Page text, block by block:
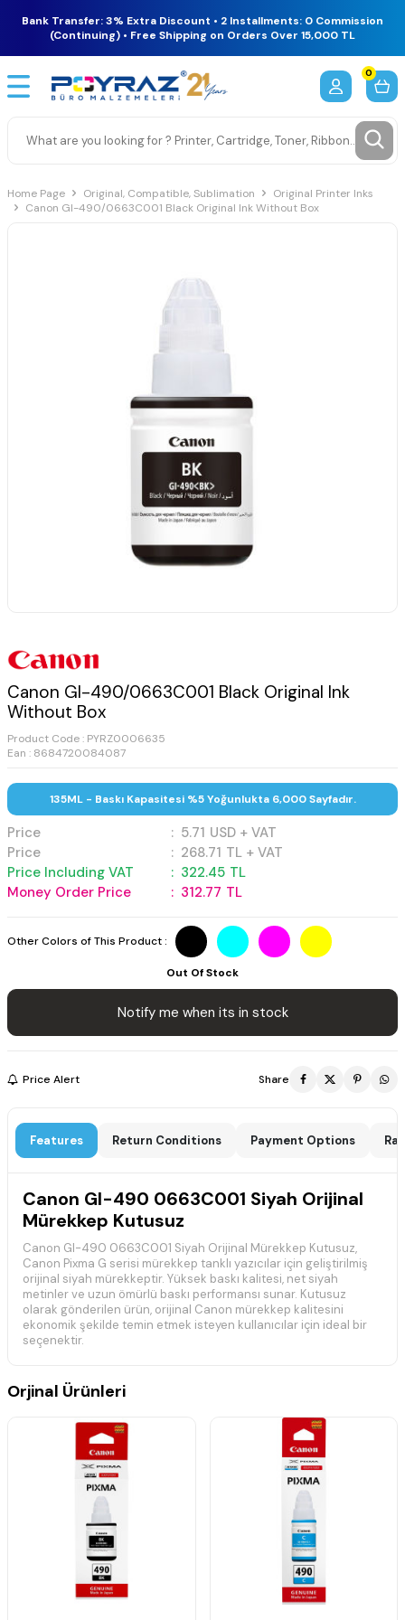
Bank Transfer: 3% Extra Discount • 2 Installments: 0 Commission
(Continuing) • Free Shipping on Orders Over 15,000 TL
0
Home Page Original, Compatible, Sublimation
Original Printer Inks
Canon GI-490/0663C001 Black Original Ink Without Box
Canon GI-490/0663C001 Black Original Ink
Without Box
Product Code : PYRZ0006635
Ean : 8684720084087
135ML - Baskı Kapasitesi %5 Yoğunlukta 6,000 Sayfadır.
Price : 5.71 USD + VAT
Price
: 268.71 TL + VAT
Price Including VAT
: 322.45 TL
Money Order Price
: 312.77 TL
Other Colors of This Product :
Out Of Stock
Notify me when its in stock
Price Alert Share
Features Return Conditions Payment Options
Canon GI-490 0663C001 Siyah Orijinal
Mürekkep Kutusuz
Canon GI-490 0663C001 Siyah Orijinal Mürekkep Kutusuz,
Canon Pixma G serisi mürekkep tanklı yazıcılar için geliştirilmiş
orijinal siyah mürekkeptir. Yüksek baskı kalitesi, net siyah
metinler ve uzun ömürlü baskı performansı sunar. Kutusuz
olarak gönderilen ürün, orijinal Canon mürekkep kalitesini
ekonomik şekilde temin etmek isteyen kullanıcılar için ideal bir
seçenektir.
Marka:Canon
Ürün Kodu:0663C001
Siyah
Ürün Tipi:Kartuş
Baskı Teknolojisi:
Yaklaşık Baskı Kapasitesi:
Uyumluluk:Canon Pixma G Serisi
Orijinal
Yaklaşık baskı kapasitesi, Canon'un resmi test koşullarına göre
belirlenmiştir. Gerçek baskı verimi; yazdırılan içerik, baskı
yoğunluğu ve kullanım koşullarına bağlı olarak değişiklik
gösterebilir.
Orjinal Ürünleri